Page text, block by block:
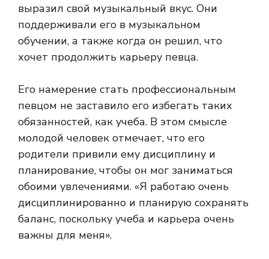
выразил свой музыкальный вкус. Они
поддерживали его в музыкальном
обучении, а также когда он решил, что
хочет продолжить карьеру певца.
Его намерение стать профессиональным
певцом не заставило его избегать таких
обязанностей, как учеба. В этом смысле
молодой человек отмечает, что его
родители привили ему дисциплину и
планирование, чтобы он мог заниматься
обоими увлечениями. «Я работаю очень
дисциплинированно и планирую сохранять
баланс, поскольку учеба и карьера очень
важны для меня».